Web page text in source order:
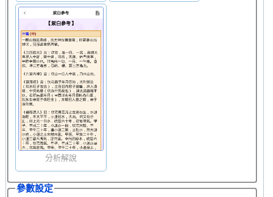
分析解說
參數設定